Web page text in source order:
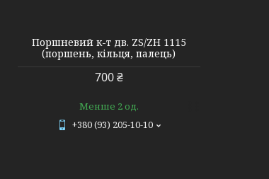
Поршневий к-т дв. ZS/ZH 1115
(поршень, кільця, палець)
700 ₴
Менше 2 од.
+380 (93) 205-10-10